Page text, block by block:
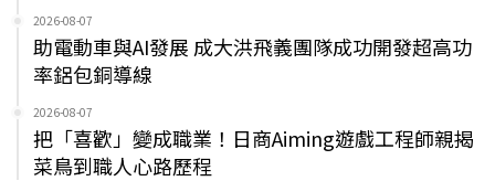
2026-08-07
助電動車與AI發展 成大洪飛義團隊成功開發超高功
率鋁包銅導線
2026-08-07
把「喜歡」變成職業！日商Aiming遊戲工程師親揭
菜鳥到職人心路歷程